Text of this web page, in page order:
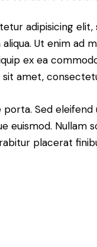
adipisicing
Ut enim ad
ex ea
amet,
Sed
euismod. Nullam
placerat